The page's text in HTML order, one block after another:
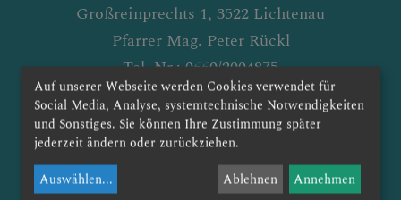
GOTTESDIENSTORDNUN
GALERIE
Großreinprechts 1, 3522 Lichtenau
Pfarrer Mag. Peter Rückl
Tel. Nr.: 0660/2004875
E-Mail: grossreinprechts@dsp.at
Kanzleistunden:
jeden Freitag nach der Hl. Messe oder
Auf unserer Webseite werden Cookies verwendet für
Social Media, Analyse, systemtechnische Notwendigkeiten
und Sonstiges. Sie können Ihre Zustimmung später
jederzeit ändern oder zurückziehen.
Auswählen... Ablehnen Annehmen